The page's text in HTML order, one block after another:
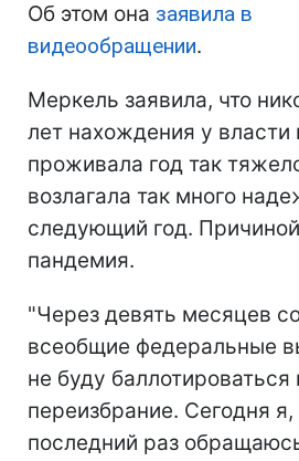
Об этом она заявила в
видеообращении.
Меркель заявила, что
лет нахождения у власти
проживала год так
возлагала так много
следующий год.
пандемия.
"Через девять месяцев
всеобщие федеральные
не буду баллотироваться
переизбрание. Сегодня я,
последний раз